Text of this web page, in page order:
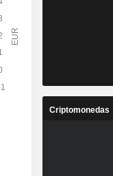
Criptomonedas